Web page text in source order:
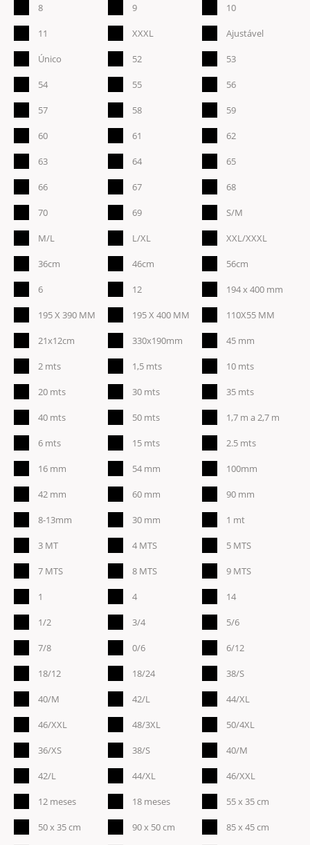
8 9 10
11 XXXL Ajustável
Único 52 53
54 55 56
57 58 59
60 61 62
63 64 65
66 67 68
70 69 S/M
M/L L/XL XXL/XXXL
36cm 46cm 56cm
6 12 194 x 400 mm
195 X 390 MM 195 X 400 MM 110X55 MM
21x12cm 330x190mm 45 mm
2 mts 1,5 mts 10 mts
20 mts 30 mts 35 mts
40 mts 50 mts 1,7 m a 2,7 m
6 mts 15 mts 2.5 mts
16 mm 54 mm 100mm
42 mm 60 mm 90 mm
8-13mm 30 mm 1 mt
3 MT 4 MTS 5 MTS
7 MTS 8 MTS 9 MTS
1 4 14
1/2 3/4 5/6
7/8 0/6 6/12
18/12 18/24 38/S
40/M 42/L 44/XL
46/XXL 48/3XL 50/4XL
36/XS 38/S 40/M
42/L 44/XL 46/XXL
12 meses 18 meses 55 x 35 cm
50 x 35 cm 90 x 50 cm 85 x 45 cm